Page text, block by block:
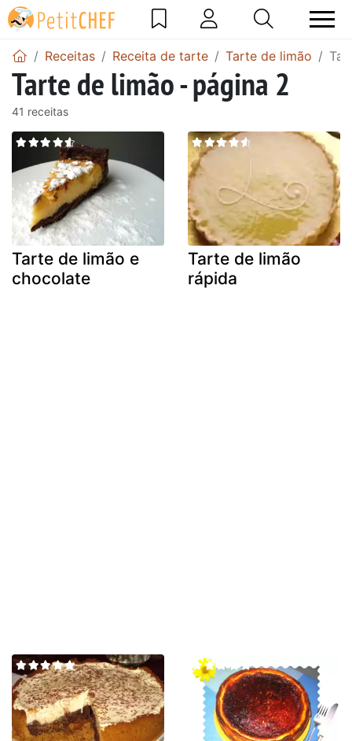
Receitas Receita de tarte Tarte de limão
Tarte de limão - página 2
41 receitas
Tarte de limão e
chocolate
Tarte de limão
rápida